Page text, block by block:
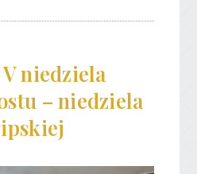
niedziela
– niedziela